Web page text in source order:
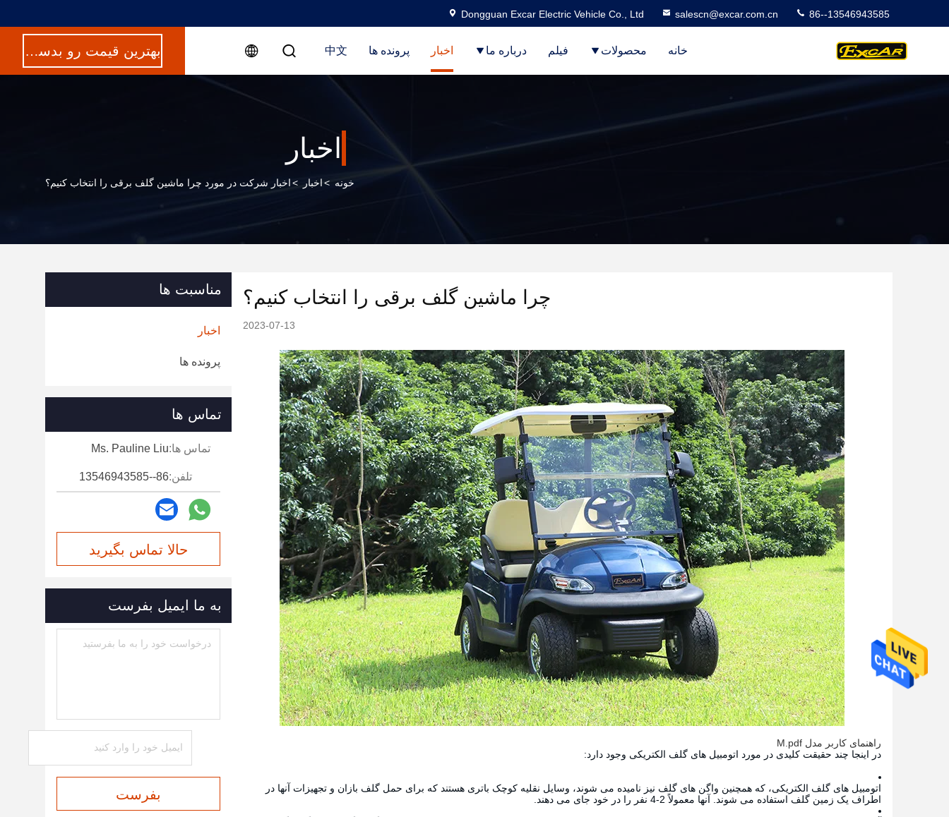
Dongguan Excar Electric Vehicle Co., Ltd salescn@excar.com.cn 86--13546943585
خانه محصولات فیلم درباره ما اخبار پرونده ها 中文 بهترین قیمت رو بدست بیار
اخبار
خونه >اخبار >اخبار شرکت در مورد چرا ماشین گلف برقی را انتخاب کنیم؟
چرا ماشین گلف برقی را انتخاب کنیم؟
2023-07-13
راهنمای کاربر مدل M.pdf
در اینجا چند حقیقت کلیدی در مورد اتومبیل های گلف الکتریکی وجود دارد:
اتومبیل های گلف الکتریکی، که همچنین واگن های گلف نیز نامیده می شوند، وسایل نقلیه کوچک باتری هستند که برای حمل گلف بازان و تجهیزات آنها در
اطراف یک زمین گلف استفاده می شوند. آنها معمولاً 2-4 نفر را در خود جای می دهند.
مناسبت ها
اخبار
پرونده ها
تماس ها
تماس ها:Ms. Pauline Liu
تلفن:86--13546943585
حالا تماس بگیرید
به ما ایمیل بفرست
بفرست